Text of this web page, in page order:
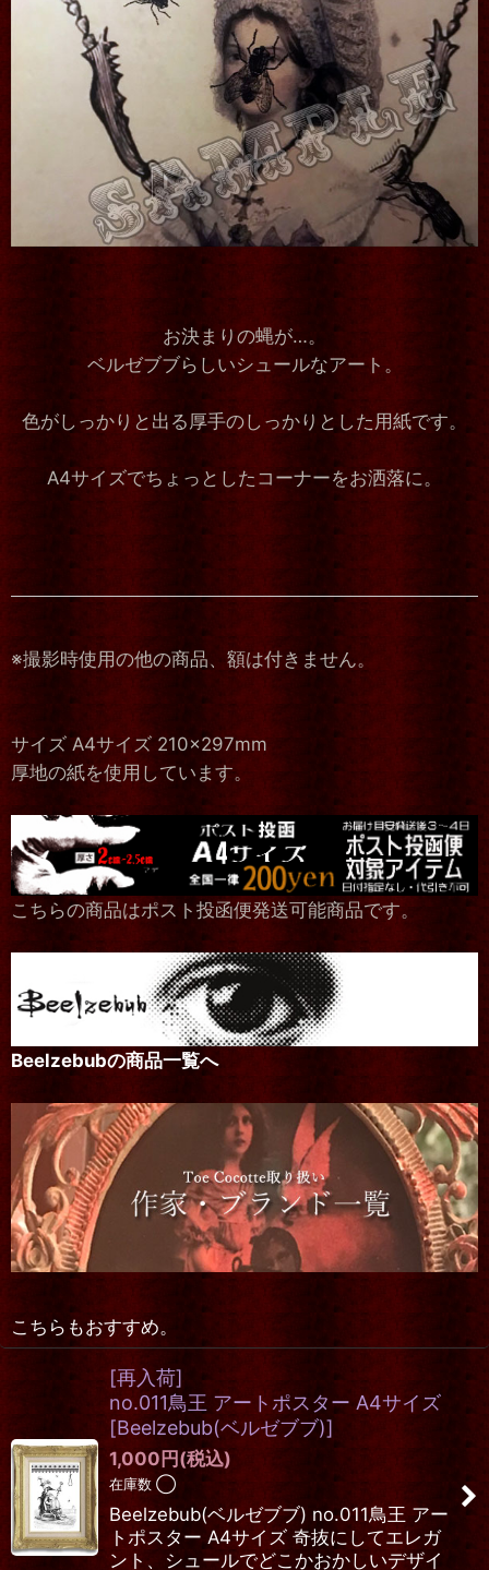
お決まりの蝿が…。
ベルゼブブらしいシュールなアート。
色がしっかりと出る厚手のしっかりとした用紙です。
A4サイズでちょっとしたコーナーをお洒落に。
※撮影時使用の他の商品、額は付きません。
サイズ A4サイズ 210×297mm
厚地の紙を使用しています。
こちらの商品はポスト投函便発送可能商品です。
Beelzebubの商品一覧へ
こちらもおすすめ。
[再入荷]
no.011鳥王 アートポスター A4サイズ
[Beelzebub(ベルゼブブ)]
1,000 円 (税込)
在庫数 ◯
Beelzebub(ベルゼブブ) no.011鳥王 アー
トポスター A4サイズ 奇抜にしてエレガ
ント、シュールでどこかおかしいデザイ